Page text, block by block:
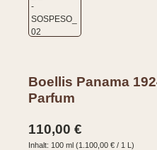
Boellis Panama
Parfum
Regulärer Preis:
110,00 €
Inhalt: 100 ml (1.100,00 € / 1 L)